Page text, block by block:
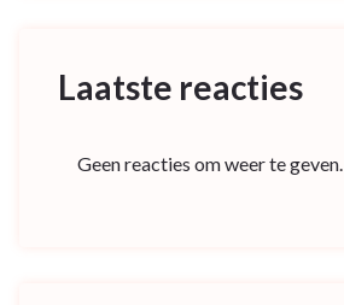
Laatste reacties
Geen reacties om weer te geven.